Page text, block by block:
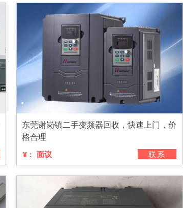
东莞谢岗镇二手变频器回收，快速上门，价
格合理
¥： 面议 联系